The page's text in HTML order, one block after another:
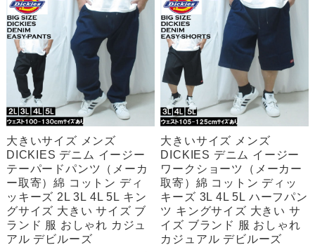
大きいサイズ メンズ
DICKIES デニム イージー
テーパードパンツ（メーカ
ー取寄）綿 コットン ディ
ッキーズ 2L 3L 4L 5L キン
グサイズ 大きい サイズ ブ
ランド 服 おしゃれ カジュ
アル デビルーズ
大きいサイズ メンズ
DICKIES デニム イージー
ワークショーツ（メーカー
取寄）綿 コットン ディッ
キーズ 3L 4L 5L ハーフパン
ツ キングサイズ 大きい サ
イズ ブランド 服 おしゃれ
カジュアル デビルーズ